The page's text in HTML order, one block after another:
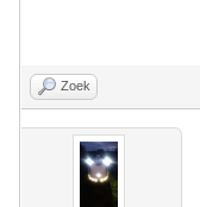
Zoek